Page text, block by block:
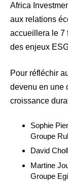
Africa
aux relations
accueillera le 7
des enjeux
Pour réfléchir
devenu en une
croissance
Sophie
Groupe
David
Martine
Groupe